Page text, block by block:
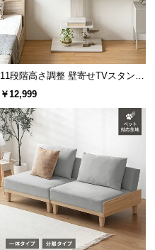
11段階高さ調整 壁寄せTVスタンド
キャスター付き 上下左右角度調節
￥12,999